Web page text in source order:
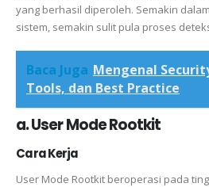
yang berhasil diperoleh. Semakin
sistem, semakin sulit pula proses
Baca Juga Mengenal
Tools, dan Best Practice
a. User Mode Rootkit
Cara Kerja
User Mode Rootkit beroperasi pada